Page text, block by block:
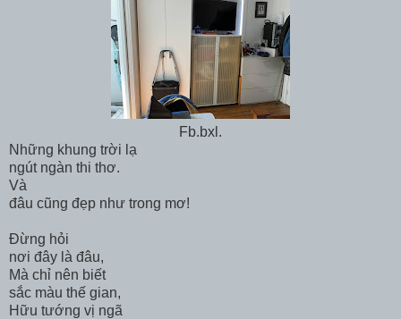
Fb.bxl.
Những khung trời lạ
ngút ngàn thi thơ.
Và
đâu cũng đẹp như trong mơ!
Đừng hỏi
nơi đây là đâu,
Mà chỉ nên biết
sắc màu thế gian,
Hữu tướng vị ngã